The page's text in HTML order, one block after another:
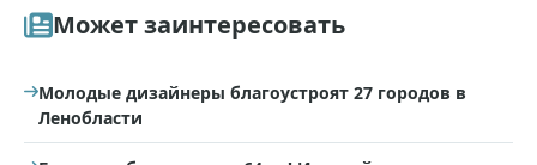
Может заинтересовать
Молодые дизайнеры благоустроят 27 городов в
Ленобласти